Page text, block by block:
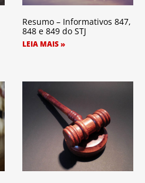
Resumo – Informativos 847,
848 e 849 do STJ
LEIA MAIS »